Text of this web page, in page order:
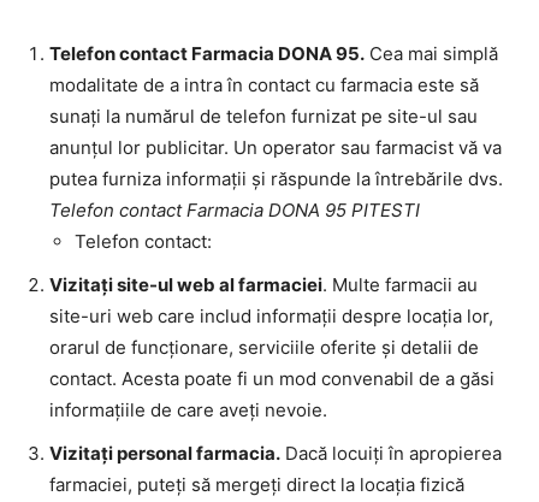
Telefon contact Farmacia DONA 95. Cea mai simplă
modalitate de a intra în contact cu farmacia este să
sunați la numărul de telefon furnizat pe site-ul sau
anunțul lor publicitar. Un operator sau farmacist vă va
putea furniza informații și răspunde la întrebările dvs.
Telefon contact Farmacia DONA 95 PITESTI
Telefon contact:
Vizitați site-ul web al farmaciei. Multe farmacii au
site-uri web care includ informații despre locația lor,
orarul de funcționare, serviciile oferite și detalii de
contact. Acesta poate fi un mod convenabil de a găsi
informațiile de care aveți nevoie.
Vizitați personal farmacia. Dacă locuiți în apropierea
farmaciei, puteți să mergeți direct la locația fizică